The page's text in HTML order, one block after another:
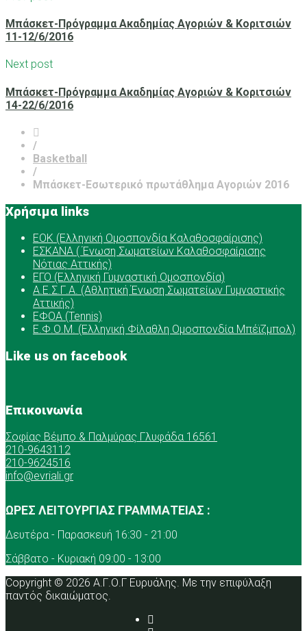
Μπάσκετ-Πρόγραμμα Ακαδημίας Αγοριών & Κοριτσιών
11-12/6/2016
Next post
Μπάσκετ-Πρόγραμμα Ακαδημίας Αγοριών & Κοριτσιών
14-22/6/2016
/
Basketball
/
Μπάσκετ-Εσωτερικό πρωτάθλημα Αγοριών 2016
Χρήσιμα links
ΕOK (Ελληνική Ομοσπονδία Καλαθοσφαίρισης)
ΕΣΚΑΝΑ ( Ένωση Σωματείων Καλαθοσφαίρισης
Νότιας Αττικής)
ΕΓΟ (Ελληνική Γυμναστική Ομοσπονδία)
Α.Ε.Σ.Γ.Α. (Αθλητική Ένωση Σωματείων Γυμναστικής
Αττικής)
ΕΦΟΑ (Tennis)
Ε.Φ.Ο.Μ. (Ελληνική Φίλαθλη Ομοσπονδία Μπέϊζμπολ)
Like us on facebook
Επικοινωνία
Σοφίας Βέμπο & Παλμύρας Γλυφάδα 16561
210-9643112
210-9624516
info@evriali.gr
ΩΡΕΣ ΛΕΙΤΟΥΡΓΙΑΣ ΓΡΑΜΜΑΤΕΙΑΣ :
Δευτέρα - Παρασκευή 16:30 - 21:00
Σάββατο - Κυριακή 09:00 - 13:00
Copyright © 2026 Α.Γ.Ο.Γ Ευρυάλης. Με την επιφύλαξη
παντός δικαιώματος.